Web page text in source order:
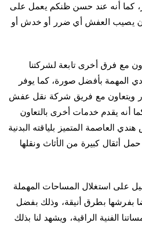
كما أنه عند حسن ظنكم يعمل على
يصيب العفش أي ضرر أو خدش أو
مع فرق أخرى تابعة لشركتنا
المهمة بأفضل صورة، كما يوفر
ويتعاون مع فريق شركة نقل عفش
كما أنه يقدم خدمات أخرى بالتعاون
العاصمة المتميز بلياقته البدنية
حمل أثقال كبيرة من الأثاث ونقلها
على استغلال المساحات المهملة
بفرشها بطرق أنيقة، وذلك بفضل
الفنية الراقية، ويشهد لنا بذلك